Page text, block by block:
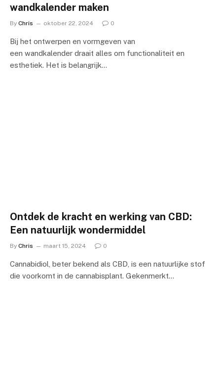
wandkalender maken
By Chris oktober 22, 2024 0
Bij het ontwerpen en vormgeven van
een wandkalender draait alles om functionaliteit en
esthetiek. Het is belangrijk…
Ontdek de kracht en werking van CBD:
Een natuurlijk wondermiddel
By Chris maart 15, 2024 0
Cannabidiol, beter bekend als CBD, is een natuurlijke stof
die voorkomt in de cannabisplant. Gekenmerkt…